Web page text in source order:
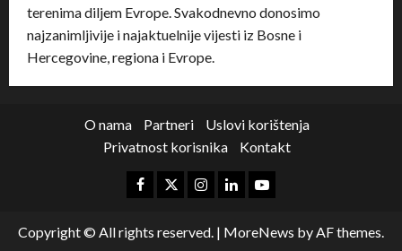
terenima diljem Evrope. Svakodnevno donosimo
najzanimljivije i najaktuelnije vijesti iz Bosne i
Hercegovine, regiona i Evrope.
O nama Partneri
Uslovi korištenja
Privatnost korisnika
Kontakt
Copyright © All rights reserved. | MoreNews by AF themes.